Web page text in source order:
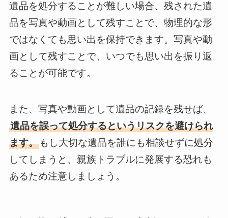
遺品を処分することが難しい場合、残された遺
品を写真や動画として残すことで、物理的な形
ではなくても思い出を保持できます。写真や動
画として残すことで、いつでも思い出を振り返
ることが可能です。
また、写真や動画として遺品の記録を残せば、
遺品を誤って処分するというリスクを避けられ
ます。もし大切な遺品を誰にも相談せずに処分
してしまうと、親族トラブルに発展する恐れも
あるため注意しましょう。